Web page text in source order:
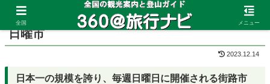
ホーム 高知県 高知市
日曜市
2023.12.14
日本一の規模を誇り、毎週日曜日に開催される街路市
全国 メニュー